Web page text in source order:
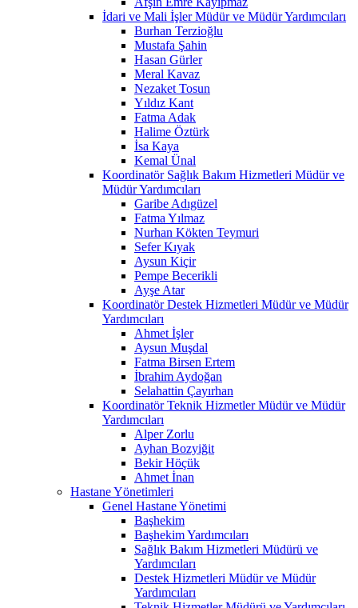
İdari ve Mali İşler Müdür ve Müdür Yardımcıları
Burhan Terzioğlu
Mustafa Şahin
Hasan Gürler
Meral Kavaz
Nezaket Tosun
Yıldız Kant
Fatma Adak
Halime Öztürk
İsa Kaya
Kemal Ünal
Koordinatör Sağlık Bakım Hizmetleri Müdür ve
Müdür Yardımcıları
Garibe Adıgüzel
Fatma Yılmaz
Nurhan Kökten Teymuri
Sefer Kıyak
Aysun Kiçir
Pempe Becerikli
Ayşe Atar
Koordinatör Destek Hizmetleri Müdür ve Müdür
Yardımcıları
Ahmet İşler
Aysun Muşdal
Fatma Birsen Ertem
İbrahim Aydoğan
Selahattin Çayırhan
Koordinatör Teknik Hizmetler Müdür ve Müdür
Yardımcıları
Alper Zorlu
Ayhan Bozyiğit
Bekir Höçük
Ahmet İnan
Hastane Yönetimleri
Genel Hastane Yönetimi
Başhekim
Başhekim Yardımcıları
Sağlık Bakım Hizmetleri Müdürü ve
Yardımcıları
Destek Hizmetleri Müdür ve Müdür
Yardımcıları